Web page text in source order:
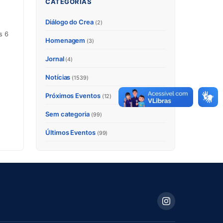
6
Diálogo do Crea (2)
Homenagem (3)
Jornal (4)
Notícias (1539)
Próximos Eventos (12)
Sem categoria (99)
Últimos Eventos (99)